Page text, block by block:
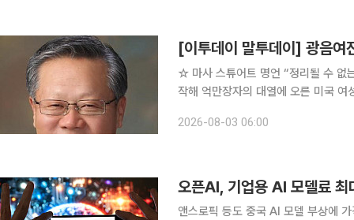
[이투데이 말투데이] 광음
☆ 마사 스튜어트 명언 “정리될 수 없는 너무 복잡한 인생은 없다.” 가정생활 관련 서적 출판에서 시
작해 억만장자의 대열에 오른 미국 여
‘미국에서 가장 영향력 있는 25인’에
2026-08-03 06:00
오픈AI, 기업용 AI 모델료
앤스로픽 등도 중국 AI 모델 부상에 가격 인하 압박 오픈AI가 기업용